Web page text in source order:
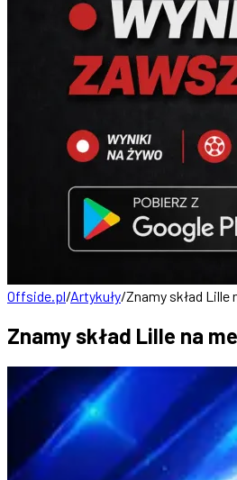
Offside.pl/Artykuły/Znamy skład Lille
Znamy skład Lille na